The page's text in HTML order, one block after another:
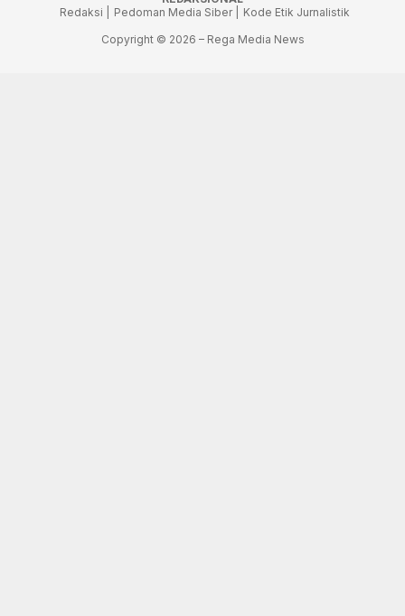
Redaksi |
Pedoman Media Siber |
Kode Etik Jurnalistik
Copyright © 2026 – Rega Media News